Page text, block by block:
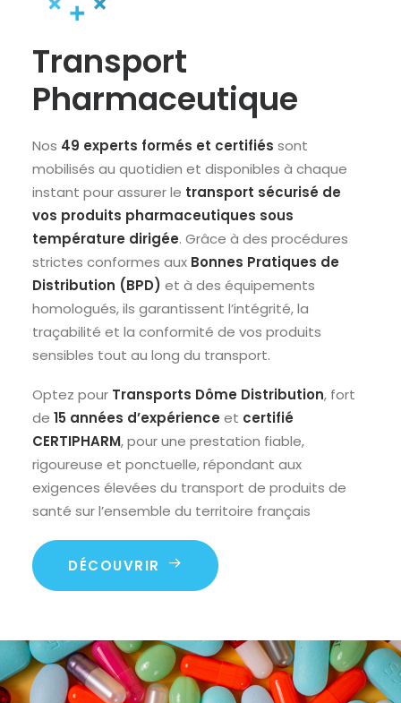
Transport
Pharmaceutique
Nos 49 experts formés et certifiés sont
mobilisés au quotidien et disponibles à chaque
instant pour assurer le transport sécurisé de
vos produits pharmaceutiques sous
température dirigée. Grâce à des procédures
strictes conformes aux Bonnes Pratiques de
Distribution (BPD) et à des équipements
homologués, ils garantissent l’intégrité, la
traçabilité et la conformité de vos produits
sensibles tout au long du transport.
Optez pour Transports Dôme Distribution, fort
de 15 années d’expérience et certifié
CERTIPHARM, pour une prestation fiable,
rigoureuse et ponctuelle, répondant aux
exigences élevées du transport de produits de
santé sur l’ensemble du territoire français
DÉCOUVRIR